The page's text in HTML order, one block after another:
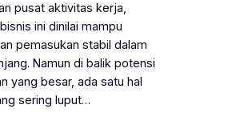
pusat aktivitas kerja,
ini dinilai mampu
pemasukan stabil dalam
Namun di balik potensi
yang besar, ada satu hal
sering luput…